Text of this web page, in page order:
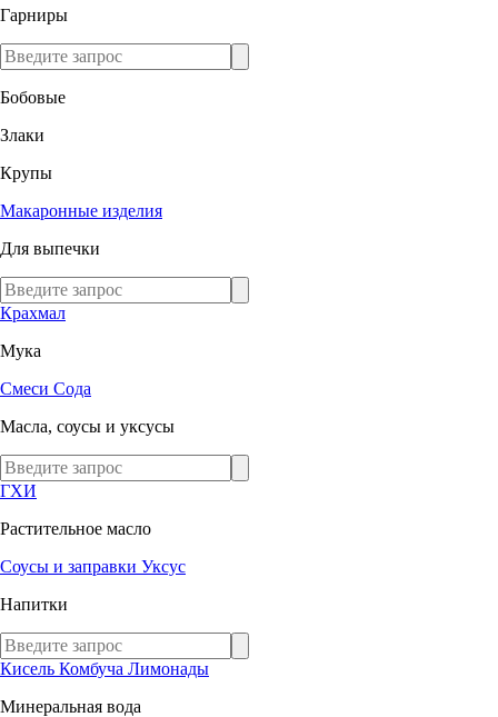
Гарниры
Бобовые
Злаки
Крупы
Макаронные изделия
Для выпечки
Крахмал
Мука
Смеси Сода
Масла, соусы и уксусы
ГХИ
Растительное масло
Соусы и заправки Уксус
Напитки
Кисель Комбуча Лимонады
Минеральная вода